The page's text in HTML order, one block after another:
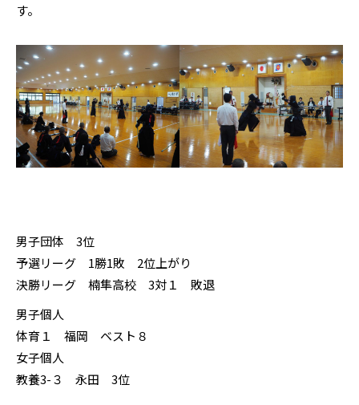
す。
男子団体 3位
予選リーグ 1勝1敗 2位上がり
決勝リーグ 楠隼高校 3対１ 敗退
男子個人
体育１ 福岡 ベスト８
女子個人
教養3-３ 永田 3位